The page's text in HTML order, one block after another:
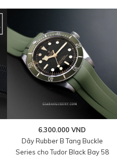
6.300.000 VND
Dây Rubber B Tang Buckle
Series cho Tudor Black Bay 58